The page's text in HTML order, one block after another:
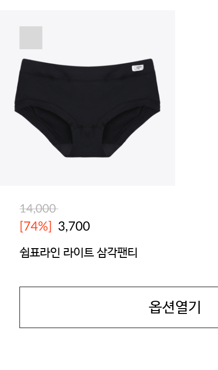
14,000
[74%] 3,700
쉼표라인 라이트 삼각팬티
옵션열기